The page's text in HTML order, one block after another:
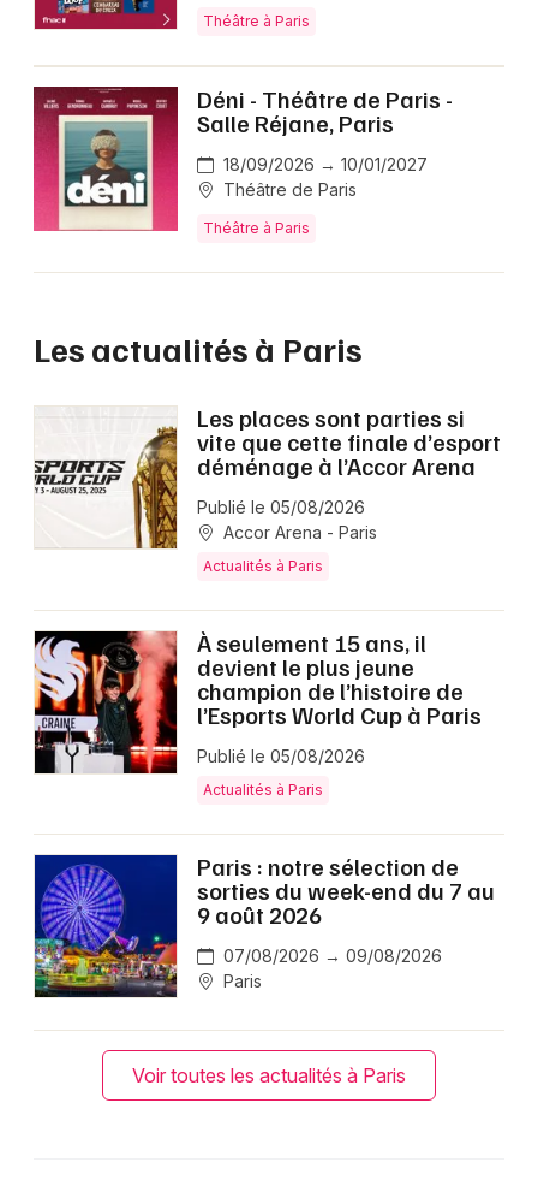
Théâtre à Paris
Déni - Théâtre de Paris -
Salle Réjane, Paris
18/09/2026 → 10/01/2027
Théâtre de Paris
Théâtre à Paris
Les actualités à Paris
Les places sont parties si
vite que cette finale d’esport
déménage à l’Accor Arena
Publié le 05/08/2026
Accor Arena - Paris
Actualités à Paris
À seulement 15 ans, il
devient le plus jeune
champion de l’histoire de
l’Esports World Cup à Paris
Publié le 05/08/2026
Actualités à Paris
Paris : notre sélection de
sorties du week-end du 7 au
9 août 2026
07/08/2026 → 09/08/2026
Paris
Voir toutes les actualités à Paris